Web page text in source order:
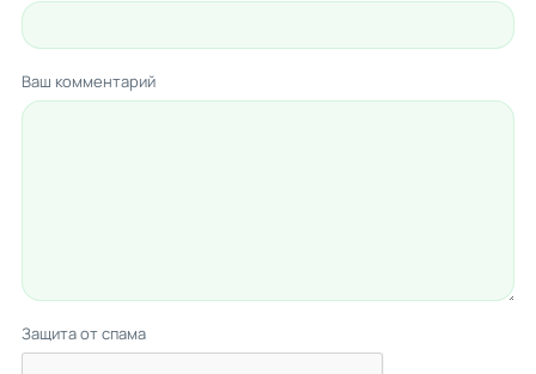
Ваш комментарий
Защита от спама